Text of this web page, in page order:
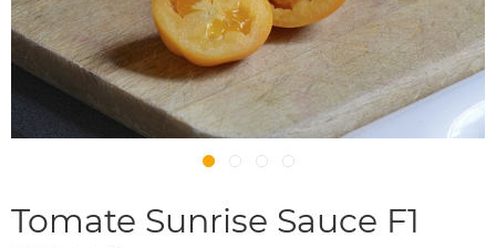
Tomate Sunrise Sauce F1